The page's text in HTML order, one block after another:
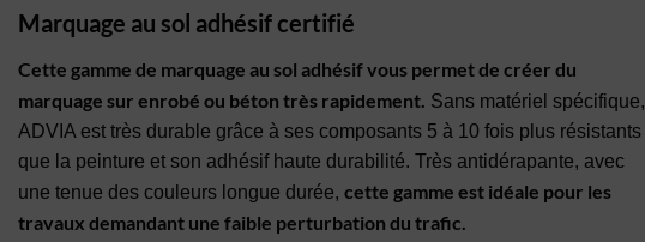
Marquage au sol adhésif certifié
Cette gamme de marquage au sol adhésif vous permet de créer du
marquage sur enrobé ou béton très rapidement. Sans matériel spécifique,
ADVIA est très durable grâce à ses composants 5 à 10 fois plus résistants
que la peinture et son adhésif haute durabilité. Très antidérapante, avec
une tenue des couleurs longue durée, cette gamme est idéale pour les
travaux demandant une faible perturbation du trafic.